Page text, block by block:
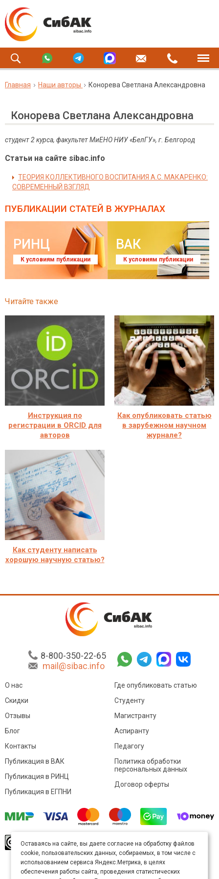
Главная Наши авторы Конорева Светлана Александровна
Конорева Светлана Александровна
студент 2 курса, факультет МиЕНО НИУ «БелГУ», г. Белгород
Статьи на сайте sibac.info
ТЕОРИЯ КОЛЛЕКТИВНОГО ВОСПИТАНИЯ А.С. МАКАРЕНКО:
СОВРЕМЕННЫЙ ВЗГЛЯД
ПУБЛИКАЦИИ СТАТЕЙ В ЖУРНАЛАХ
РИНЦ
К условиям публикации
ВАК
К условиям публикации
Читайте также
Инструкция по
регистрации в ORCID для
авторов
Как опубликовать статью
в зарубежном научном
журнале?
Как студенту написать
хорошую научную статью?
8-800-350-22-65
mail@sibac.info
О нас
Скидки
Отзывы
Блог
Контакты
Где опубликовать статью
Студенту
Магистранту
Аспиранту
Педагогу
Публикация в ВАК
Публикация в РИНЦ
Публикация в ЕГПНИ
Политика обработки
персональных данных
Договор оферты
произведение доступно полицензии Creative
Commons «Attribution» («Атрибуция») 4.0
Непортированная.
Карта сайта
Оставаясь на сайте, вы даете согласие на обработку файлов
cookie, пользовательских данных, собираемых, в том числе с
использованием сервиса Яндекс.Метрика, в целях
обеспечения работы сайта, проведения статистических